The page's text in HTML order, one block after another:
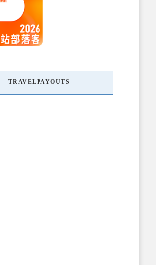
TRAVELPAYOUTS